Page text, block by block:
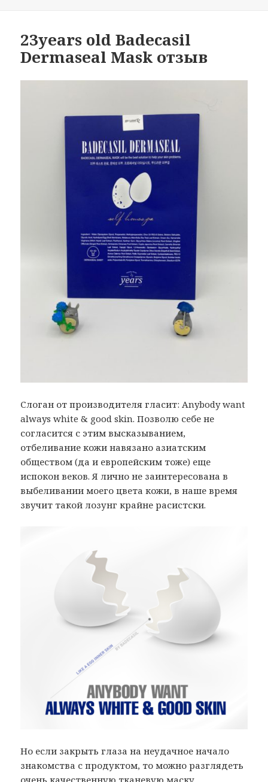
23years old Badecasil
Dermaseal Mask отзыв
Слоган от производителя гласит: Anybody want
always white & good skin. Позволю себе не
согласится с этим высказыванием,
отбеливание кожи навязано азиатским
обществом (да и европейским тоже) еще
испокон веков. Я лично не заинтересована в
выбеливании моего цвета кожи, в наше время
звучит такой лозунг крайне расистски.
Но если закрыть глаза на неудачное начало
знакомства с продуктом, то можно разглядеть